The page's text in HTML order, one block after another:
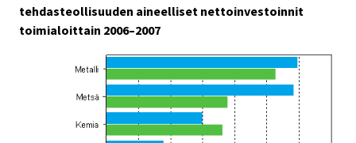
tehdasteollisuuden aineelliset nettoinvestoinnit
toimialoittain 2006–2007